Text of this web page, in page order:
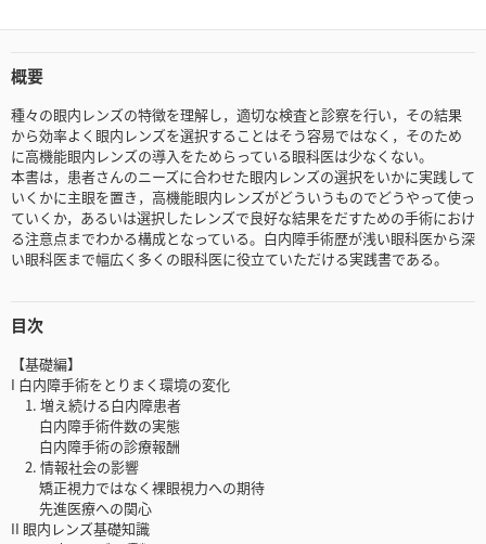
概要
種々の眼内レンズの特徴を理解し，適切な検査と診察を行い，その結果
から効率よく眼内レンズを選択することはそう容易ではなく，そのため
に高機能眼内レンズの導入をためらっている眼科医は少なくない。
本書は，患者さんのニーズに合わせた眼内レンズの選択をいかに実践して
いくかに主眼を置き，高機能眼内レンズがどういうものでどうやって使っ
ていくか，あるいは選択したレンズで良好な結果をだすための手術におけ
る注意点までわかる構成となっている。白内障手術歴が浅い眼科医から深
い眼科医まで幅広く多くの眼科医に役立ていただける実践書である。
目次
【基礎編】
I 白内障手術をとりまく環境の変化
1. 増え続ける白内障患者
白内障手術件数の実態
白内障手術の診療報酬
2. 情報社会の影響
矯正視力ではなく裸眼視力への期待
先進医療への関心
II 眼内レンズ基礎知識